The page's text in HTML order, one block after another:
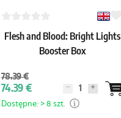
Flesh and Blood: Bright Lights
Booster Box
78.39 €
74.39 €
Dostępne: > 8 szt.